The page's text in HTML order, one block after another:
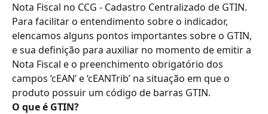
Nota Fiscal no CCG - Cadastro Centralizado de GTIN.
Para facilitar o entendimento sobre o indicador,
elencamos alguns pontos importantes sobre o GTIN,
e sua definição para auxiliar no momento de emitir a
Nota Fiscal e o preenchimento obrigatório dos
campos ‘cEAN’ e ‘cEANTrib’ na situação em que o
produto possuir um código de barras GTIN.
O que é GTIN?